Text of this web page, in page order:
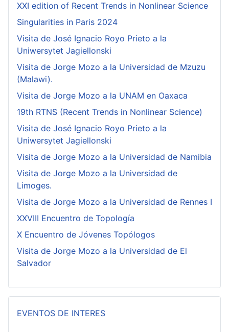
XXI edition of Recent Trends in Nonlinear Science
Singularities in Paris 2024
Visita de José Ignacio Royo Prieto a la
Uniwersytet Jagiellonski
Visita de Jorge Mozo a la Universidad de Mzuzu
(Malawi).
Visita de Jorge Mozo a la UNAM en Oaxaca
19th RTNS (Recent Trends in Nonlinear Science)
Visita de José Ignacio Royo Prieto a la
Uniwersytet Jagiellonski
Visita de Jorge Mozo a la Universidad de Namibia
Visita de Jorge Mozo a la Universidad de
Limoges.
Visita de Jorge Mozo a la Universidad de Rennes I
XXVIII Encuentro de Topología
X Encuentro de Jóvenes Topólogos
Visita de Jorge Mozo a la Universidad de El
Salvador
EVENTOS DE INTERES